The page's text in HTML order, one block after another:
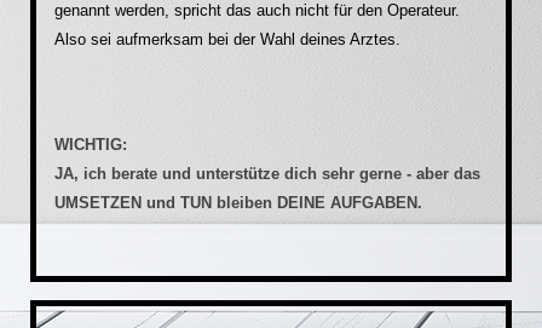
genannt werden, spricht das auch nicht für den Operateur.
Also sei aufmerksam bei der Wahl deines Arztes.
WICHTIG:
JA, ich berate und unterstütze dich sehr gerne - aber das
UMSETZEN und TUN bleiben DEINE AUFGABEN.